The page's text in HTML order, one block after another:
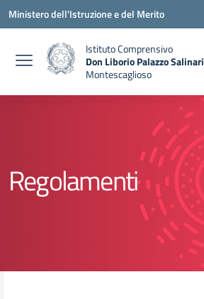
Vai ai contenuti
Vai al menu di navigazione
Vai al footer
Ministero dell'Istruzione e del Merito
Istituto Comprensivo
Don Liborio Palazzo Salinari
Montescaglioso
Regolamenti